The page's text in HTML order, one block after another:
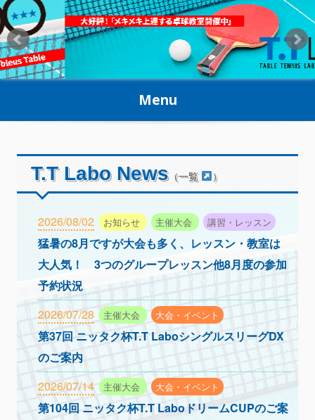
Skip
to
content
Menu
T.T Labo News（一覧 ）
2026/08/02 お知らせ 主催大会 講習・レッスン
猛暑の8月ですが大会も多く、レッスン・教室は
大人気！ 3つのグループレッスン他8月度の参加
予約状況
2026/07/28
主催大会 大会・イベント
第37回 ニッタク杯T.T LaboシングルスリーグDX
のご案内
2026/07/14
主催大会 大会・イベント
第104回 ニッタク杯T.T LaboドリームCUPのご案